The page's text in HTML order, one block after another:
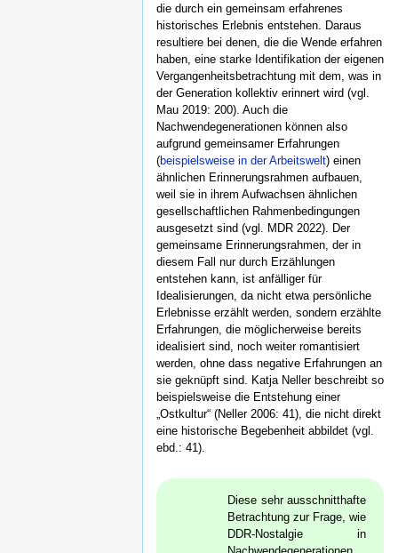
die durch ein gemeinsam erfahrenes
historisches Erlebnis entstehen. Daraus
resultiere bei denen, die die Wende erfahren
haben, eine starke Identifikation der eigenen
Vergangenheitsbetrachtung mit dem, was in
der Generation kollektiv erinnert wird (vgl.
Mau 2019: 200). Auch die
Nachwendegenerationen können also
aufgrund gemeinsamer Erfahrungen
(beispielsweise in der Arbeitswelt) einen
ähnlichen Erinnerungsrahmen aufbauen,
weil sie in ihrem Aufwachsen ähnlichen
gesellschaftlichen Rahmenbedingungen
ausgesetzt sind (vgl. MDR 2022). Der
gemeinsame Erinnerungsrahmen, der in
diesem Fall nur durch Erzählungen
entstehen kann, ist anfälliger für
Idealisierungen, da nicht etwa persönliche
Erlebnisse erzählt werden, sondern erzählte
Erfahrungen, die möglicherweise bereits
idealisiert sind, noch weiter romantisiert
werden, ohne dass negative Erfahrungen an
sie geknüpft sind. Katja Neller beschreibt so
beispielsweise die Entstehung einer
„Ostkultur“ (Neller 2006: 41), die nicht direkt
eine historische Begebenheit abbildet (vgl.
ebd.: 41).
Diese sehr ausschnitthafte
Betrachtung zur Frage, wie
DDR-Nostalgie in